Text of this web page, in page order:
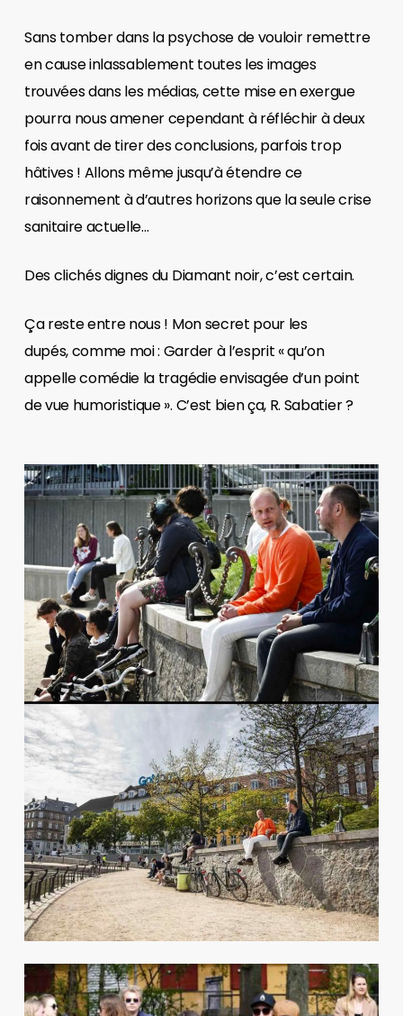
Sans tomber dans la psychose de vouloir remettre
en cause inlassablement toutes les images
trouvées dans les médias, cette mise en exergue
pourra nous amener cependant à réfléchir à deux
fois avant de tirer des conclusions, parfois trop
hâtives ! Allons même jusqu’à étendre ce
raisonnement à d’autres horizons que la seule crise
sanitaire actuelle…
Des clichés dignes du Diamant noir, c’est certain.
Ça reste entre nous ! Mon secret pour les
dupés, comme moi : Garder à l’esprit « qu’on
appelle comédie la tragédie envisagée d’un point
de vue humoristique ». C’est bien ça, R. Sabatier ?